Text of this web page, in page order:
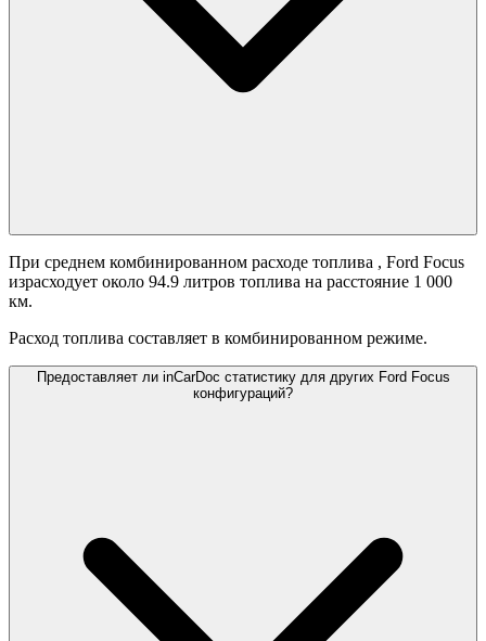
При среднем комбинированном расходе топлива , Ford Focus
израсходует около 94.9 литров топлива на расстояние 1 000
км.
Расход топлива составляет в комбинированном режиме.
Предоставляет ли inCarDoc статистику для других Ford Focus
конфигураций?